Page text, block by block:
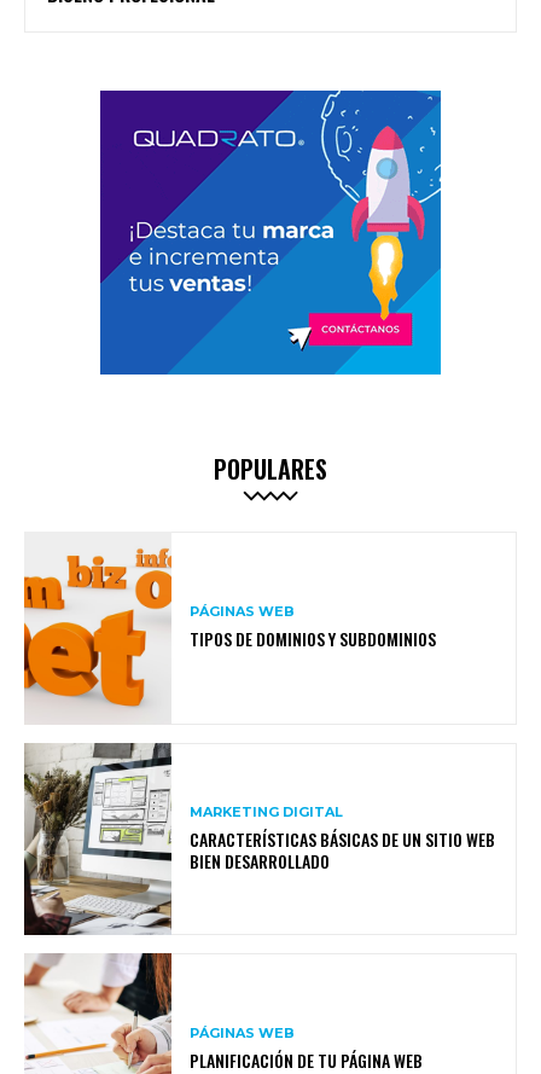
POPULARES
PÁGINAS WEB
TIPOS DE DOMINIOS Y SUBDOMINIOS
MARKETING DIGITAL
CARACTERÍSTICAS BÁSICAS DE UN SITIO WEB
BIEN DESARROLLADO
PÁGINAS WEB
PLANIFICACIÓN DE TU PÁGINA WEB